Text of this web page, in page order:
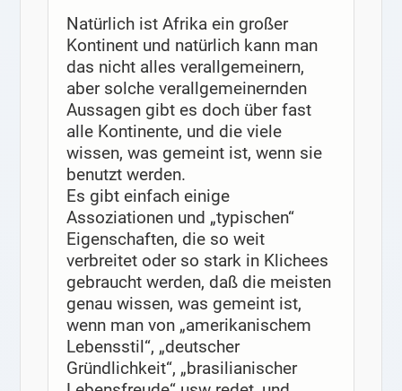
Natürlich ist Afrika ein großer
Kontinent und natürlich kann man
das nicht alles verallgemeinern,
aber solche verallgemeinernden
Aussagen gibt es doch über fast
alle Kontinente, und die viele
wissen, was gemeint ist, wenn sie
benutzt werden.
Es gibt einfach einige
Assoziationen und „typischen“
Eigenschaften, die so weit
verbreitet oder so stark in Klichees
gebraucht werden, daß die meisten
genau wissen, was gemeint ist,
wenn man von „amerikanischem
Lebensstil“, „deutscher
Gründlichkeit“, „brasilianischer